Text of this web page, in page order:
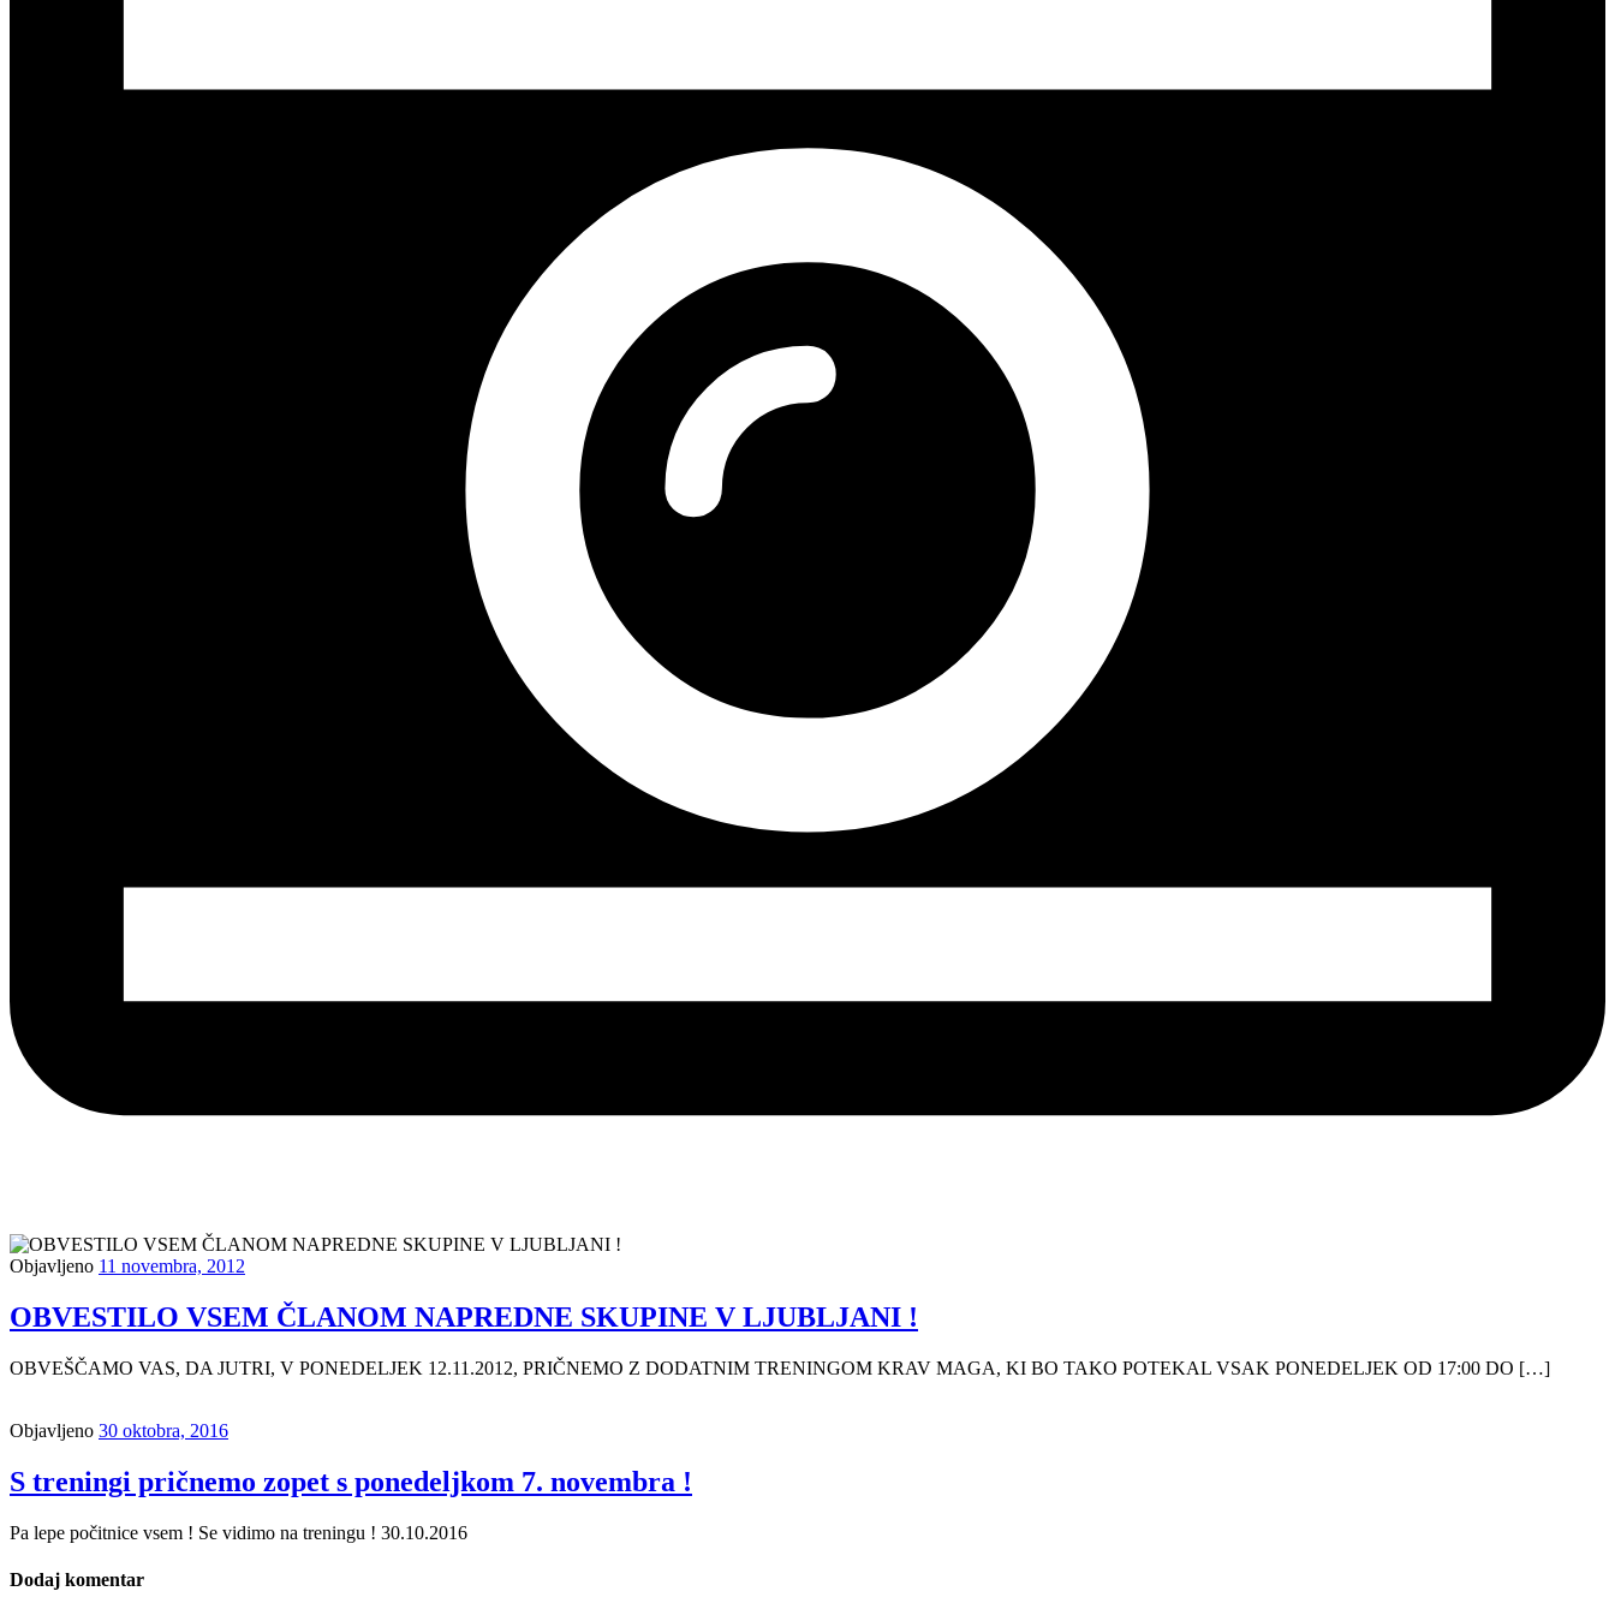
Objavljeno 11 novembra, 2012
OBVESTILO VSEM ČLANOM NAPREDNE SKUPINE V LJUBLJANI !
OBVEŠČAMO VAS, DA JUTRI, V PONEDELJEK 12.11.2012, PRIČNEMO Z DODATNIM TRENINGOM KRAV MAGA, KI BO TAKO POTEKAL VSAK PONEDELJEK OD 17:00 DO […]
Objavljeno 30 oktobra, 2016
S treningi pričnemo zopet s ponedeljkom 7. novembra !
Pa lepe počitnice vsem ! Se vidimo na treningu ! 30.10.2016
Dodaj komentar